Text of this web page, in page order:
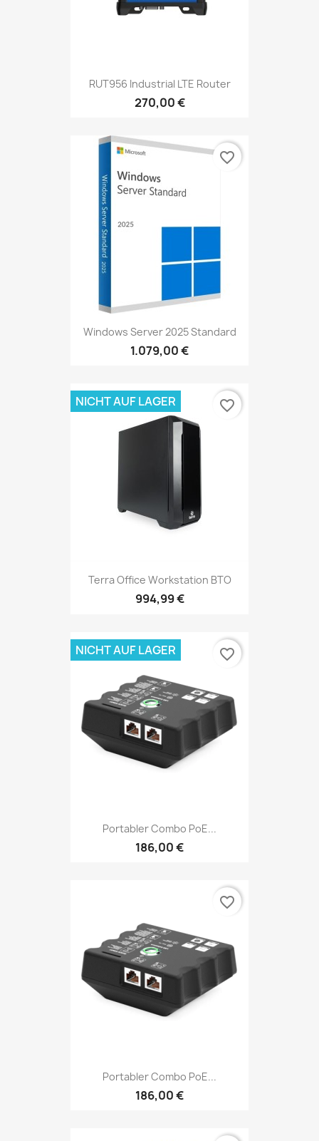
RUT956 Industrial LTE Router
270,00 €
Windows Server 2025 Standard
1.079,00 €
favorite_border
Terra Office Workstation BTO
994,99 €
NICHT AUF LAGER favorite_border
Portabler Combo PoE...
186,00 €
NICHT AUF LAGER favorite_border
Portabler Combo PoE...
186,00 €
favorite_border